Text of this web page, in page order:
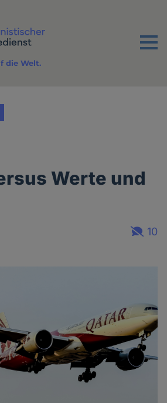
Menu
die Welt.
Werte und
10